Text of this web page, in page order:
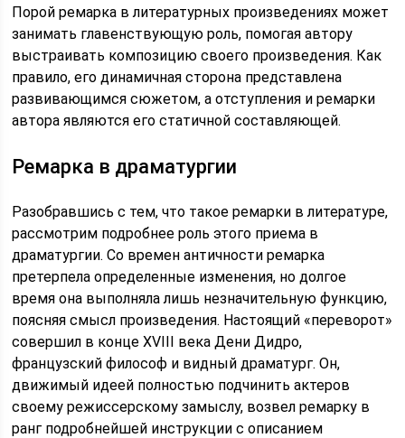
Порой ремарка в литературных произведениях может
занимать главенствующую роль, помогая автору
выстраивать композицию своего произведения. Как
правило, его динамичная сторона представлена
развивающимся сюжетом, а отступления и ремарки
автора являются его статичной составляющей.
Ремарка в драматургии
Разобравшись с тем, что такое ремарки в литературе,
рассмотрим подробнее роль этого приема в
драматургии. Со времен античности ремарка
претерпела определенные изменения, но долгое
время она выполняла лишь незначительную функцию,
поясняя смысл произведения. Настоящий «переворот»
совершил в конце XVIII века Дени Дидро,
французский философ и видный драматург. Он,
движимый идеей полностью подчинить актеров
своему режиссерскому замыслу, возвел ремарку в
ранг подробнейшей инструкции с описанием